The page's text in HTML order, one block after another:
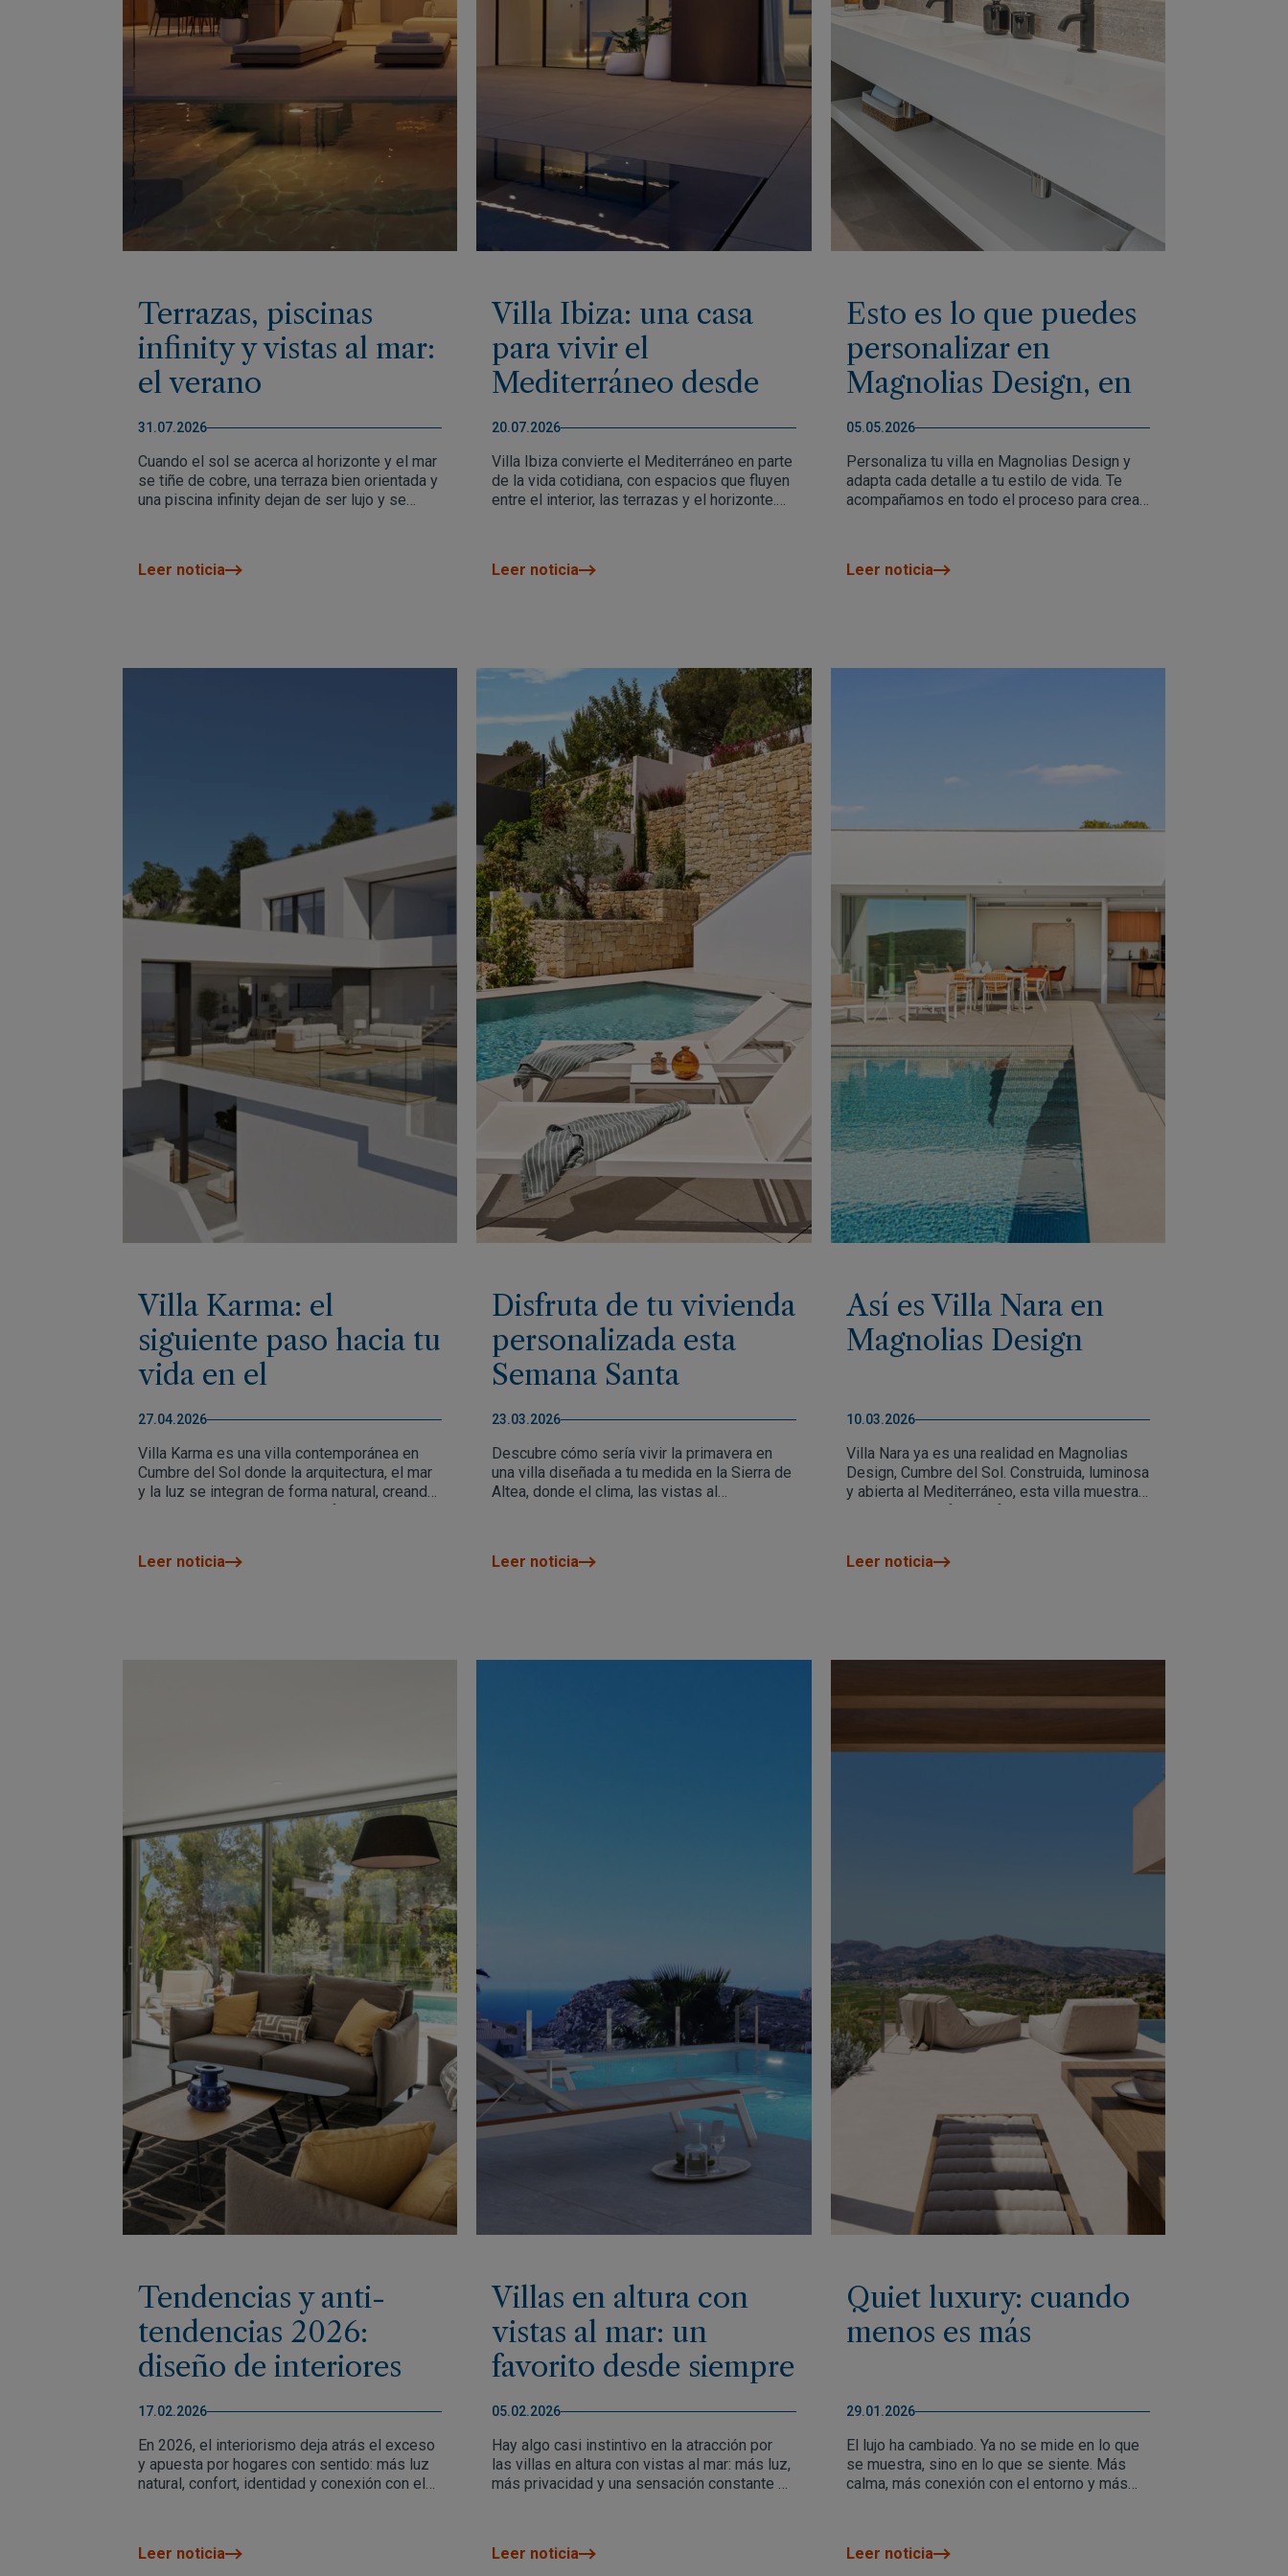
Terrazas, piscinas
infinity y vistas al mar:
el verano
mediterráneo en su
máxima expresión
31.07.2026
Cuando el sol se acerca al horizonte y el mar
se tiñe de cobre, una terraza bien orientada y
una piscina infinity dejan de ser lujo y se
Leer noticia
Villa Ibiza: una casa
para vivir el
Mediterráneo desde
dentro
20.07.2026
Villa Ibiza convierte el Mediterráneo en parte
de la vida cotidiana, con espacios que fluyen
entre el interior, las terrazas y el horizonte.
Leer noticia
Esto es lo que puedes
personalizar en
Magnolias Design, en
Cumbre del Sol
05.05.2026
Personaliza tu villa en Magnolias Design y
adapta cada detalle a tu estilo de vida. Te
acompañamos en todo el proceso para crear
Leer noticia
Villa Karma: el
siguiente paso hacia tu
vida en el
Mediterráneo
27.04.2026
Villa Karma es una villa contemporánea en
Cumbre del Sol donde la arquitectura, el mar
y la luz se integran de forma natural, creando
un espacio pensado para disfrutarse cada
Mediterráneo con vistas abiertas y total
Leer noticia
Disfruta de tu vivienda
personalizada esta
Semana Santa
23.03.2026
Descubre cómo sería vivir la primavera en
una villa diseñada a tu medida en la Sierra de
Altea, donde el clima, las vistas al
todo el año.
Leer noticia
Así es Villa Nara en
Magnolias Design
10.03.2026
Villa Nara ya es una realidad en Magnolias
Design, Cumbre del Sol. Construida, luminosa
y abierta al Mediterráneo, esta villa muestra
en sus nuevas fotografías cómo arquitectura
naturalidad. Descubre un hogar pensado para
Leer noticia
Tendencias y anti-
tendencias 2026:
diseño de interiores
con sentido
17.02.2026
En 2026, el interiorismo deja atrás el exceso
y apuesta por hogares con sentido: más luz
natural, confort, identidad y conexión con el
Porque una casa bien diseñada no es la que
Leer noticia
Villas en altura con
vistas al mar: un
favorito desde siempre
05.02.2026
Hay algo casi instintivo en la atracción por
las villas en altura con vistas al mar: más luz,
más privacidad y una sensación constante de
atardeceres sin obstáculos y una arquitectura
Leer noticia
Quiet luxury: cuando
menos es más
29.01.2026
El lujo ha cambiado. Ya no se mide en lo que
se muestra, sino en lo que se siente. Más
calma, más conexión con el entorno y más
tiempo se alinean para ofrecer una
Leer noticia